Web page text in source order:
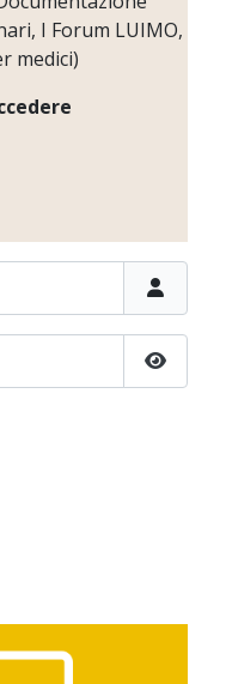
I Forum LUIMO,
medici)
Show